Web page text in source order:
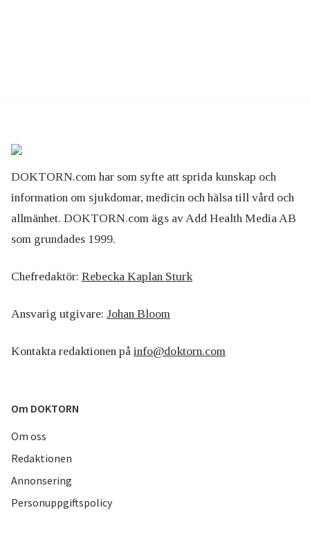
DOKTORN.com har som syfte att sprida kunskap och
information om sjukdomar, medicin och hälsa till vård och
allmänhet. DOKTORN.com ägs av Add Health Media AB
som grundades 1999.
Chefredaktör: Rebecka Kaplan Sturk
Ansvarig utgivare: Johan Bloom
Kontakta redaktionen på info@doktorn.com
Om DOKTORN
Om oss
Redaktionen
Annonsering
Personuppgiftspolicy